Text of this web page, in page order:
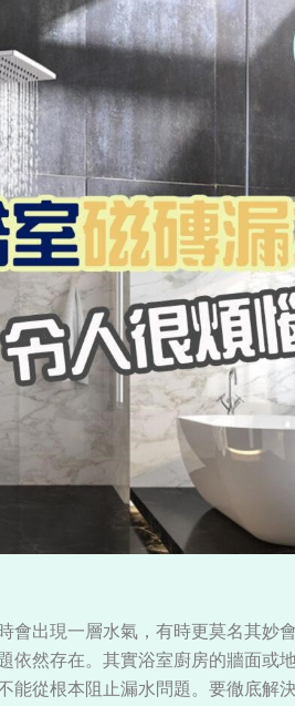
會出現一層水氣，有時更莫名其妙
依然存在。其實浴室廚房的牆面或
能從根本阻止漏水問題。要徹底解